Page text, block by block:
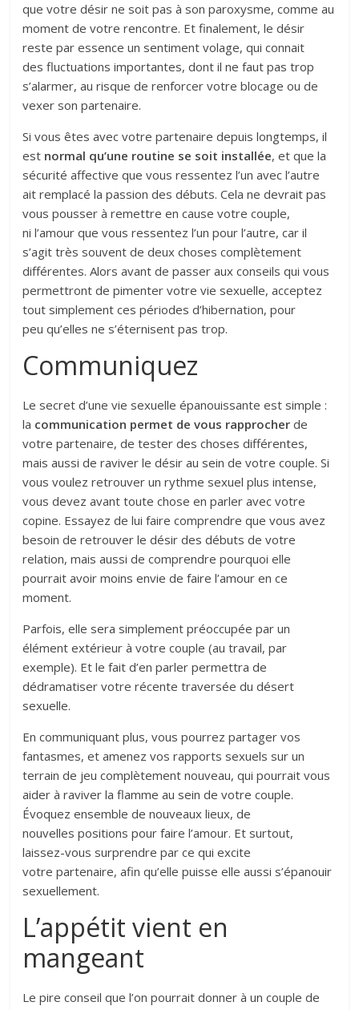
que votre désir ne soit pas à son paroxysme, comme au
moment de votre rencontre. Et finalement, le désir
reste par essence un sentiment volage, qui connait
des fluctuations importantes, dont il ne faut pas trop
s’alarmer, au risque de renforcer votre blocage ou de
vexer son partenaire.
Si vous êtes avec votre partenaire depuis longtemps, il
est normal qu’une routine se soit installée, et que la
sécurité affective que vous ressentez l’un avec l’autre
ait remplacé la passion des débuts. Cela ne devrait pas
vous pousser à remettre en cause votre couple,
ni l’amour que vous ressentez l’un pour l’autre, car il
s’agit très souvent de deux choses complètement
différentes. Alors avant de passer aux conseils qui vous
permettront de pimenter votre vie sexuelle, acceptez
tout simplement ces périodes d’hibernation, pour
peu qu’elles ne s’éternisent pas trop.
Communiquez
Le secret d’une vie sexuelle épanouissante est simple :
la communication permet de vous rapprocher de
votre partenaire, de tester des choses différentes,
mais aussi de raviver le désir au sein de votre couple. Si
vous voulez retrouver un rythme sexuel plus intense,
vous devez avant toute chose en parler avec votre
copine. Essayez de lui faire comprendre que vous avez
besoin de retrouver le désir des débuts de votre
relation, mais aussi de comprendre pourquoi elle
pourrait avoir moins envie de faire l’amour en ce
moment.
Parfois, elle sera simplement préoccupée par un
élément extérieur à votre couple (au travail, par
exemple). Et le fait d’en parler permettra de
dédramatiser votre récente traversée du désert
sexuelle.
En communiquant plus, vous pourrez partager vos
fantasmes, et amenez vos rapports sexuels sur un
terrain de jeu complètement nouveau, qui pourrait vous
aider à raviver la flamme au sein de votre couple.
Évoquez ensemble de nouveaux lieux, de
nouvelles positions pour faire l’amour. Et surtout,
laissez-vous surprendre par ce qui excite
votre partenaire, afin qu’elle puisse elle aussi s’épanouir
sexuellement.
L’appétit vient en
mangeant
Le pire conseil que l’on pourrait donner à un couple de